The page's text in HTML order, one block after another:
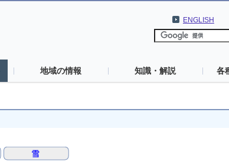
ENGLISH
地域の情報 知識・解説 各